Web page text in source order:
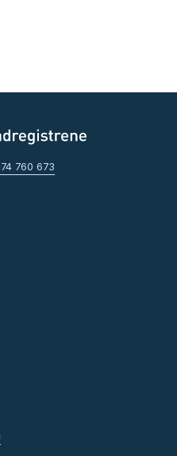
760 673